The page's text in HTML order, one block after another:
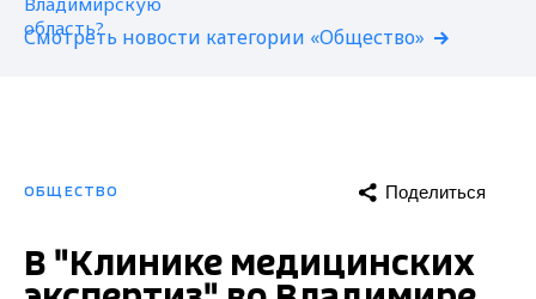
Смотреть новости категории «Общество»
ОБЩЕСТВО Поделиться
В "Клинике медицинских